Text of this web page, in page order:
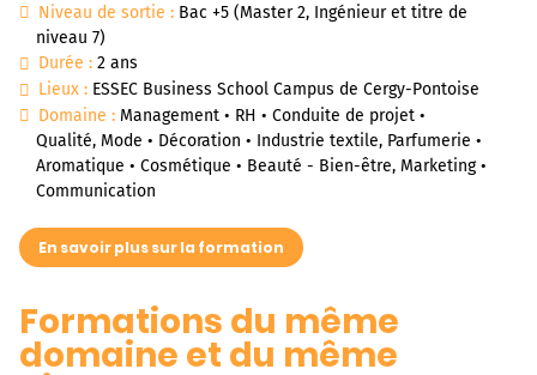
Niveau de sortie : Bac +5 (Master 2, Ingénieur et titre de
niveau 7)
Durée : 2 ans
Lieux : ESSEC Business School Campus de Cergy-Pontoise
Domaine : Management • RH • Conduite de projet •
Qualité, Mode • Décoration • Industrie textile, Parfumerie •
Aromatique • Cosmétique • Beauté - Bien-être, Marketing •
Communication
En savoir plus sur la formation
Formations du même
domaine et du même